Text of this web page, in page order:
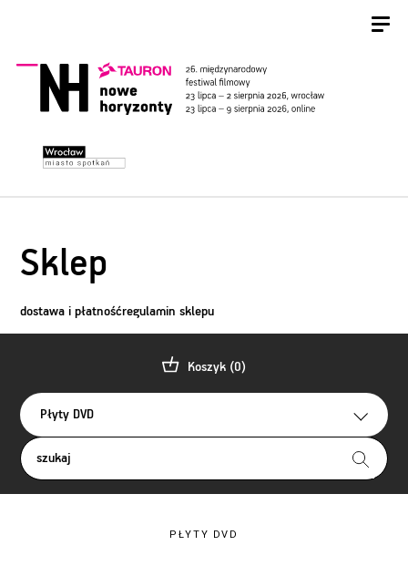
Sklep
dostawa i płatnośćregulamin sklepu
Płyty DVD
Koszyk (0)
PŁYTY DVD